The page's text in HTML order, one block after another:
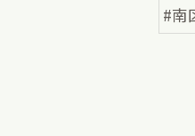
#南